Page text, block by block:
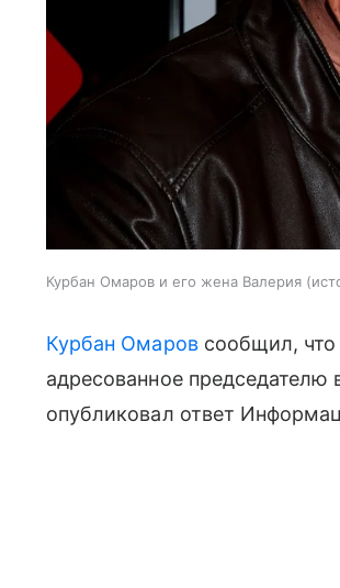
Курбан Омаров и его жена Валерия
Курбан Омаровсообщил, что
адресованное
опубликовал ответ